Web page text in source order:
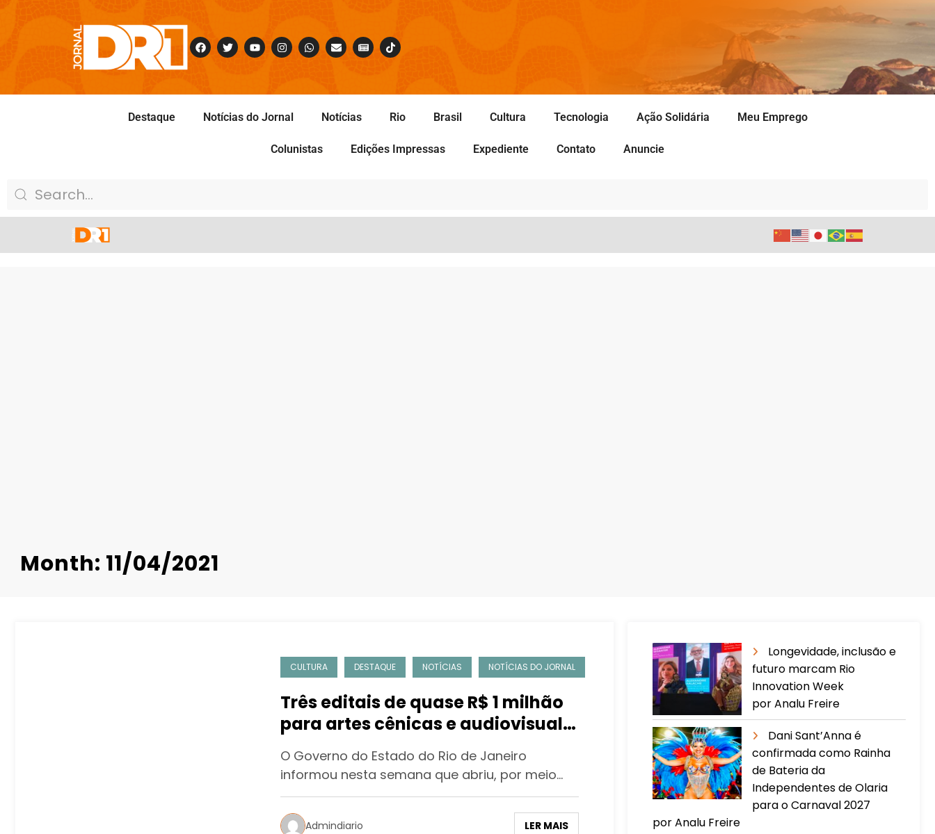
Destaque Notícias do Jornal Notícias Rio Brasil Cultura Tecnologia Ação Solidária Meu Emprego
Colunistas Edições Impressas Expediente Contato Anuncie
Month: 11/04/2021
CULTURA DESTAQUE NOTÍCIAS NOTÍCIAS DO JORNAL
Três editais de quase R$ 1 milhão
para artes cênicas e audiovisual
são abertos no Rio
O Governo do Estado do Rio de Janeiro
informou nesta semana que abriu, por meio…
Admindiario LER MAIS
Longevidade, inclusão e
futuro marcam Rio
Innovation Week
por Analu Freire
Dani Sant’Anna é
confirmada como Rainha
de Bateria da
Independentes de Olaria
para o Carnaval 2027
por Analu Freire